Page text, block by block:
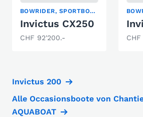
BOWRIDER, SPORTBOOT
Invictus CX250
CHF 92'200.-
Invictus 200
Alle Occasionsboote von
AQUABOAT